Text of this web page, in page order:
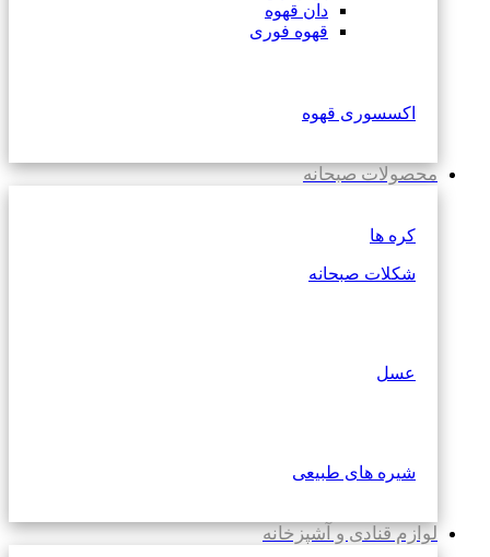
دان قهوه
قهوه فوری
اکسسوری قهوه
محصولات صبحانه
کره ها
شکلات صبحانه
عسل
شیره های طبیعی
لوازم قنادی و آشپزخانه